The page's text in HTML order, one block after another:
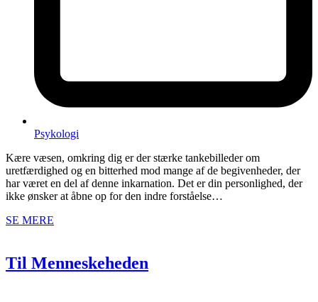
Psykologi
Kære væsen, omkring dig er der stærke tankebilleder om
uretfærdighed og en bitterhed mod mange af de begivenheder, der
har været en del af denne inkarnation. Det er din personlighed, der
ikke ønsker at åbne op for den indre forståelse…
SE MERE
Til Menneskeheden